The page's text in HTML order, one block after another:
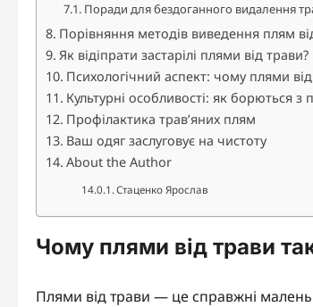
Поради для бездоганного видалення
Порівняння методів виведення плям
Як відіпрати застарілі плями від трави?
Психологічний аспект: чому плями
Культурні особливості: як борються з
Профілактика трав’яних плям
Ваш одяг заслуговує на чистоту
About the Author
Стаценко Ярослав
Чому плями від трави
Плями від трави — це справжні